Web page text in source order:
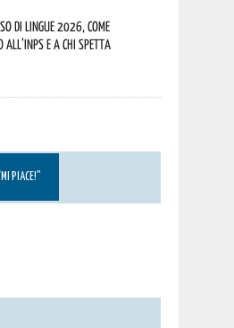
di lingue 2026, come
all’INPS e a chi spetta
PIACE!”